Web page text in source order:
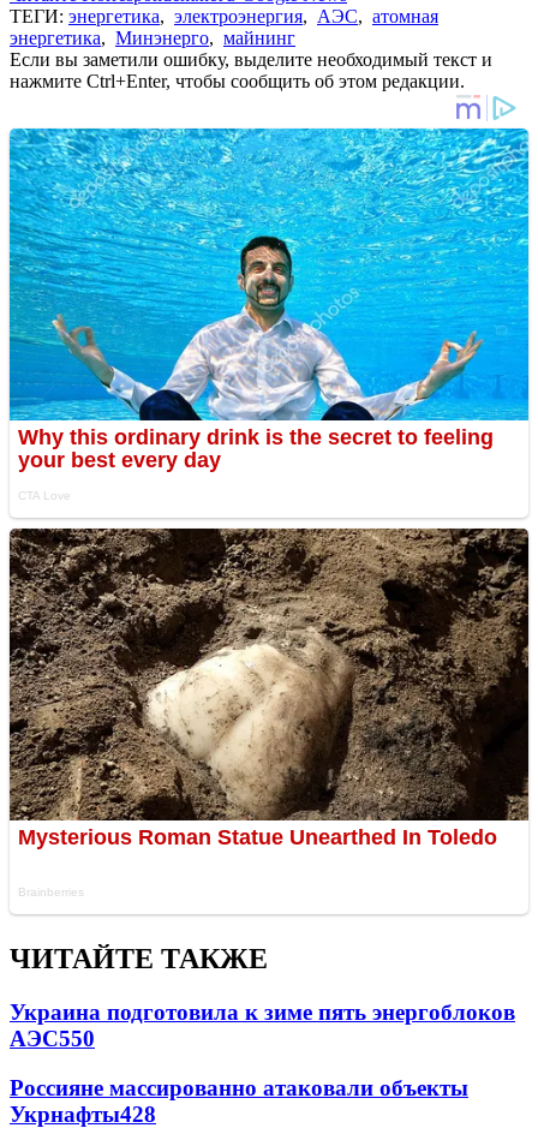
ТЕГИ: энергетика, электроэнергия, АЭС, атомная
энергетика, Минэнерго, майнинг
Если вы заметили ошибку, выделите необходимый текст и
нажмите Ctrl+Enter, чтобы сообщить об этом редакции.
ЧИТАЙТЕ ТАКЖЕ
Украина подготовила к зиме пять энергоблоков
АЭС550
Россияне массированно атаковали объекты
Укрнафты428